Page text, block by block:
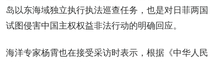
岛以东海域独立执行执法巡查任务，也是对日菲两国
试图侵害中国主权权益非法行动的明确回应。
海洋专家杨霄也在接受采访时表示，根据《中华人民